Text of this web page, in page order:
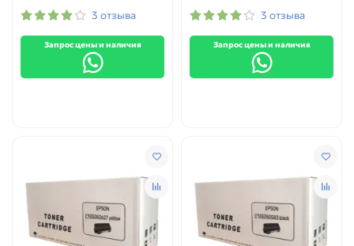
3 отзыва
Запрос цены и наличия
3 отзыва
Запрос цены и наличия